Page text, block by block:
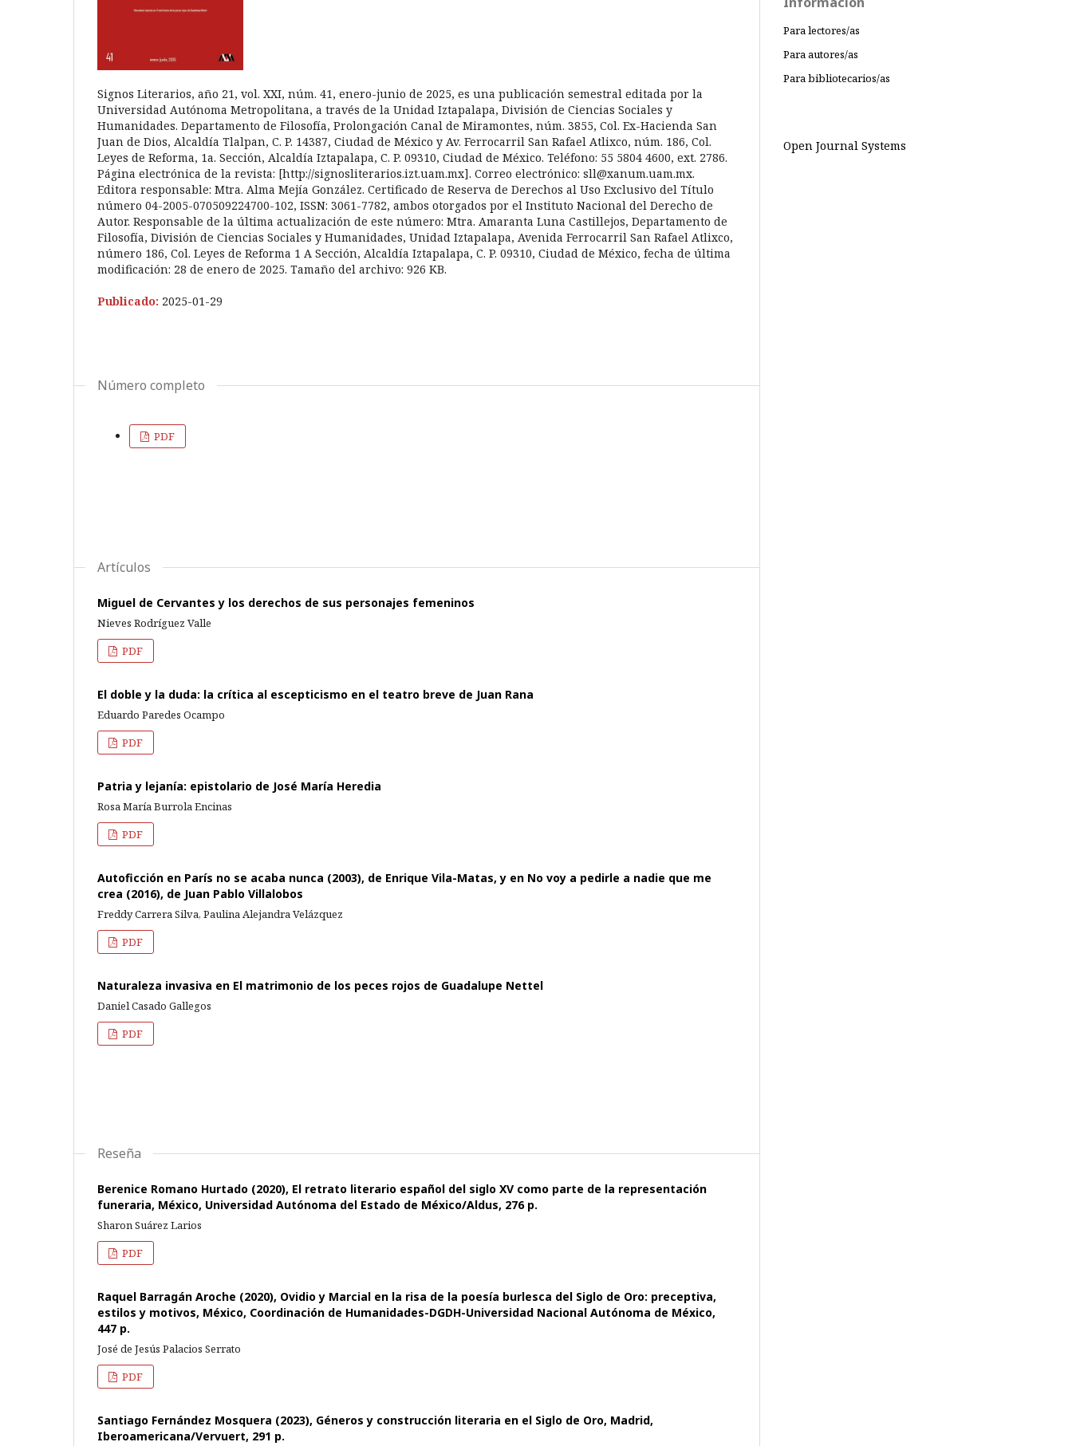
Signos Literarios, año 21, vol. XXI, núm. 41, enero-junio de 2025, es una publicación semestral editada por la
Universidad Autónoma Metropolitana, a través de la Unidad Iztapalapa, División de Ciencias Sociales y
Humanidades. Departamento de Filosofía, Prolongación Canal de Miramontes, núm. 3855, Col. Ex-Hacienda San
Juan de Dios, Alcaldía Tlalpan, C. P. 14387, Ciudad de México y Av. Ferrocarril San Rafael Atlixco, núm. 186, Col.
Leyes de Reforma, 1a. Sección, Alcaldía Iztapalapa, C. P. 09310, Ciudad de México. Teléfono: 55 5804 4600, ext. 2786.
Página electrónica de la revista: [http://signosliterarios.izt.uam.mx]. Correo electrónico: sll@xanum.uam.mx.
Editora responsable: Mtra. Alma Mejía González. Certificado de Reserva de Derechos al Uso Exclusivo del Título
número 04-2005-070509224700-102, ISSN: 3061-7782, ambos otorgados por el Instituto Nacional del Derecho de
Autor. Responsable de la última actualización de este número: Mtra. Amaranta Luna Castillejos, Departamento de
Filosofía, División de Ciencias Sociales y Humanidades, Unidad Iztapalapa, Avenida Ferrocarril San Rafael Atlixco,
número 186, Col. Leyes de Reforma 1 A Sección, Alcaldía Iztapalapa, C. P. 09310, Ciudad de México, fecha de última
modificación: 28 de enero de 2025. Tamaño del archivo: 926 KB.
Publicado: 2025-01-29
Número completo
PDF
Artículos
Miguel de Cervantes y los derechos de sus personajes femeninos
Nieves Rodríguez Valle
PDF
El doble y la duda: la crítica al escepticismo en el teatro breve de Juan Rana
Eduardo Paredes Ocampo
PDF
Patria y lejanía: epistolario de José María Heredia
Rosa María Burrola Encinas
PDF
Autoficción en París no se acaba nunca (2003), de Enrique Vila-Matas, y en No voy a pedirle a nadie que me
crea (2016), de Juan Pablo Villalobos
Freddy Carrera Silva, Paulina Alejandra Velázquez
PDF
Naturaleza invasiva en El matrimonio de los peces rojos de Guadalupe Nettel
Daniel Casado Gallegos
PDF
Reseña
Berenice Romano Hurtado (2020), El retrato literario español del siglo XV como parte de la representación
funeraria, México, Universidad Autónoma del Estado de México/Aldus, 276 p.
Sharon Suárez Larios
PDF
Raquel Barragán Aroche (2020), Ovidio y Marcial en la risa de la poesía burlesca del Siglo de Oro: preceptiva,
estilos y motivos, México, Coordinación de Humanidades-DGDH-Universidad Nacional Autónoma de México,
447 p.
José de Jesús Palacios Serrato
PDF
Santiago Fernández Mosquera (2023), Géneros y construcción literaria en el Siglo de Oro, Madrid,
Iberoamericana/Vervuert, 291 p.
Para lectores/as
Para autores/as
Para bibliotecarios/as
Open Journal Systems